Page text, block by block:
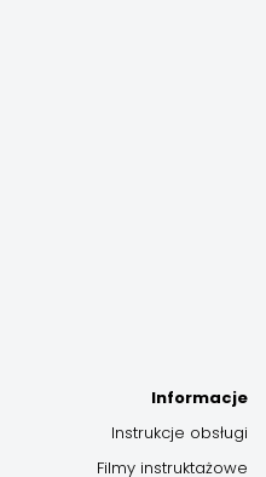
Informacje
Instrukcje obsługi
Filmy instruktażowe